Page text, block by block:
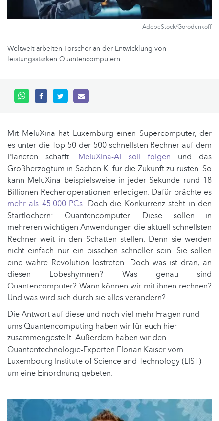
AdobeStock/Gorodenkoff
Weltweit arbeiten Forscher an der Entwicklung von
leistungsstarken Quantencomputern.
Mit MeluXina hat Luxemburg einen Supercomputer, der
es unter die Top 50 der 500 schnellsten Rechner auf dem
Planeten schafft. MeluXina-AI soll folgen und das
Großherzogtum in Sachen KI für die Zukunft zu rüsten. So
kann MeluXina beispielsweise in jeder Sekunde rund 18
Billionen Rechenoperationen erledigen. Dafür brächte es
mehr als 45.000 PCs. Doch die Konkurrenz steht in den
Startlöchern: Quantencomputer. Diese sollen in
mehreren wichtigen Anwendungen die aktuell schnellsten
Rechner weit in den Schatten stellen. Denn sie werden
nicht einfach nur ein bisschen schneller sein. Sie sollen
eine wahre Revolution lostreten. Doch was ist dran, an
diesen Lobeshymnen? Was genau sind
Quantencomputer? Wann können wir mit ihnen rechnen?
Und was wird sich durch sie alles verändern?
Die Antwort auf diese und noch viel mehr Fragen rund
ums Quantencomputing haben wir für euch hier
zusammengestellt. Außerdem haben wir den
Quantentechnologie-Experten Florian Kaiser vom
Luxembourg Institute of Science and Technology (LIST)
um eine Einordnung gebeten.